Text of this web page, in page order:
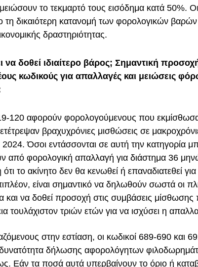
το τεκμαρτό τους εισόδημα κατά 50%.
δικαιότερη κατανομή των φορολογικών βαρών
δραστηριότητας.
δοθεί ιδιαίτερο βάρος; Σημαντική
κωδικούς για απαλλαγές και μειώσεις
120 αφορούν φορολογούμενους που
βραχυχρόνιες μισθώσεις σε
2024. Όσοι εντάσσονται σε αυτή την κατηγορία
από φορολογική απαλλαγή για διάστημα 36
το ακίνητο δεν θα κενωθεί ή επαναδιατεθεί
είναι σημαντικό να δηλωθούν σωστά οι
και να δοθεί προσοχή στις συμβάσεις μίσθωσης
τουλάχιστον τριών ετών για να ισχύσει η
στην εστίαση, οι κωδικοί 689-690 και
δυνατότητα δήλωσης αφορολόγητων
Εάν τα ποσά αυτά υπερβαίνουν το όριο ή